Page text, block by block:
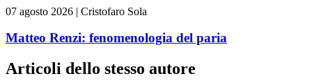
07 agosto 2026 | Cristofaro Sola
Matteo Renzi: fenomenologia del paria
Articoli dello stesso autore